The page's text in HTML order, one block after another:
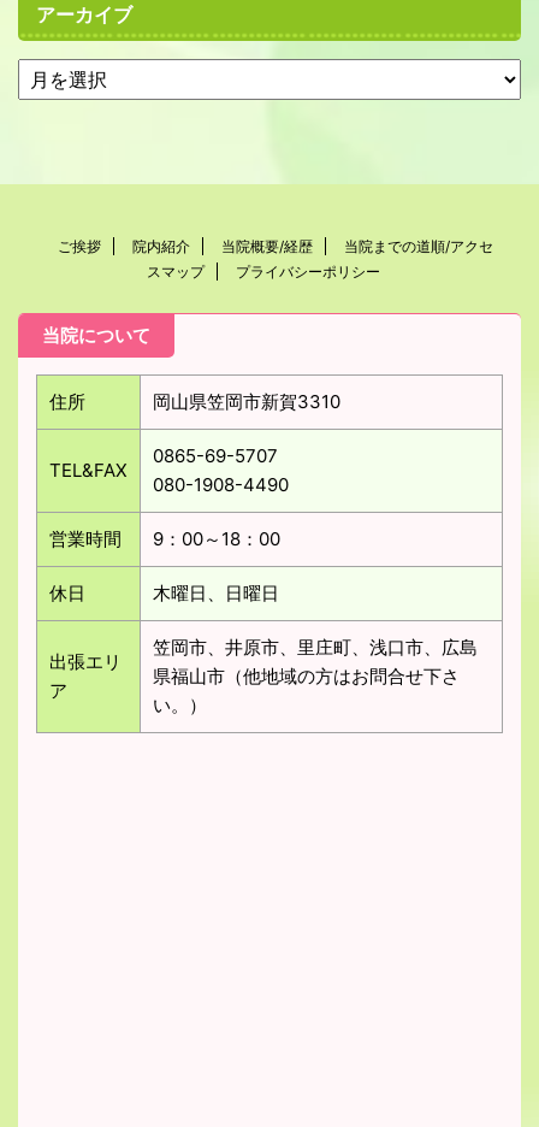
アーカイブ
ご挨拶 院内紹介 当院概要/経歴
当院までの道順/アクセ
スマップ
プライバシーポリシー
当院について
住所 岡山県笠岡市新賀3310
TEL&FAX
0865-69-5707
080-1908-4490
営業時間 9：00～18：00
休日 木曜日、日曜日
出張エリ
ア
笠岡市、井原市、里庄町、浅口市、広島
県福山市（他地域の方はお問合せ下さ
い。）